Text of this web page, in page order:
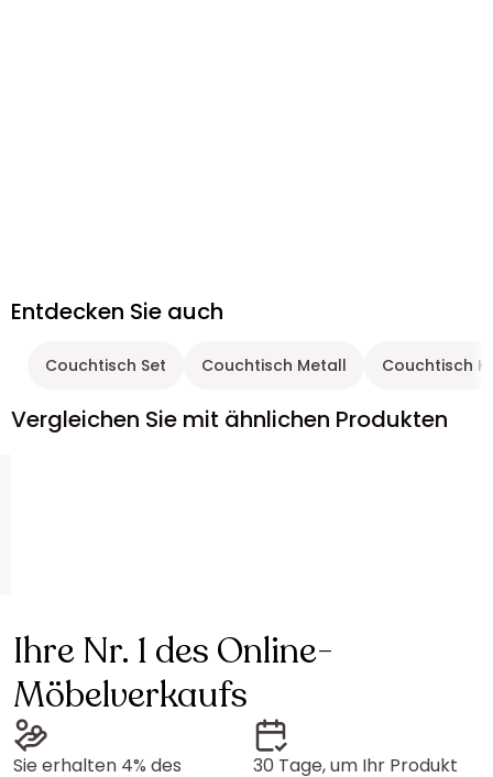
Entdecken Sie auch
Couchtisch Set Couchtisch Metall Couchtisch
Vergleichen Sie mit ähnlichen Produkten
Ihre Nr. 1 des Online-
Möbelverkaufs
Sie erhalten 4% des 30 Tage, um Ihr Produkt